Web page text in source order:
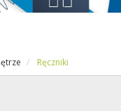
Ręczniki